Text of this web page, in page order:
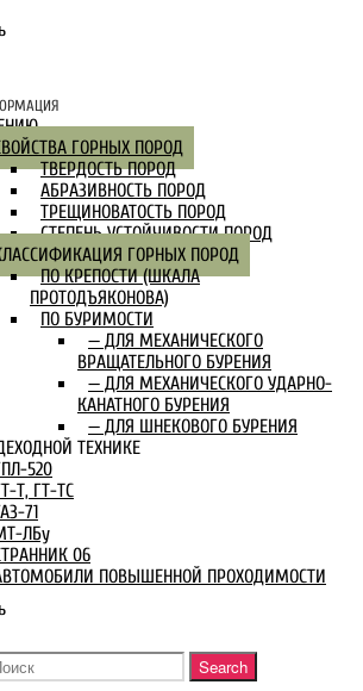
ГОРНЫХ ПОРОД
ТВЕРДОСТЬ ПОРОД
АБРАЗИВНОСТЬ ПОРОД
ТРЕЩИНОВАТОСТЬ ПОРОД
СТЕПЕНЬ УСТОЙЧИВОСТИ ПОРОД
ГОРНЫХ ПОРОД
ПО КРЕПОСТИ (ШКАЛА
ПРОТОДЪЯКОНОВА)
ПО БУРИМОСТИ
— ДЛЯ МЕХАНИЧЕСКОГО
ВРАЩАТЕЛЬНОГО БУРЕНИЯ
— ДЛЯ МЕХАНИЧЕСКОГО УДАРНО-
КАНАТНОГО БУРЕНИЯ
— ДЛЯ ШНЕКОВОГО БУРЕНИЯ
ТЕХНИКЕ
520
Т, ГТ-ТС
71
ЛБу
06
ПОВЫШЕННОЙ ПРОХОДИМОСТИ
Search